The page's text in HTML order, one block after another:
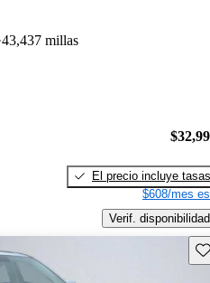
43,437 millas
El precio incluye tasas
$608/mes
Verif. disponibilidad